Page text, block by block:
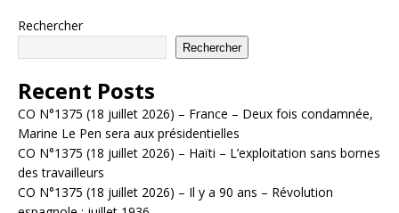
Rechercher
Rechercher
Recent Posts
CO N°1375 (18 juillet 2026) – France – Deux fois condamnée,
Marine Le Pen sera aux présidentielles
CO N°1375 (18 juillet 2026) – Haïti – L’exploitation sans bornes
des travailleurs
CO N°1375 (18 juillet 2026) – Il y a 90 ans – Révolution